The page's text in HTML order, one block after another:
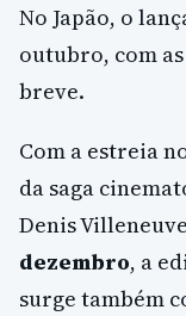
No Japão, o
outubro, com
breve.
Com a estreia
da saga
Denis
dezembro, a
surge também